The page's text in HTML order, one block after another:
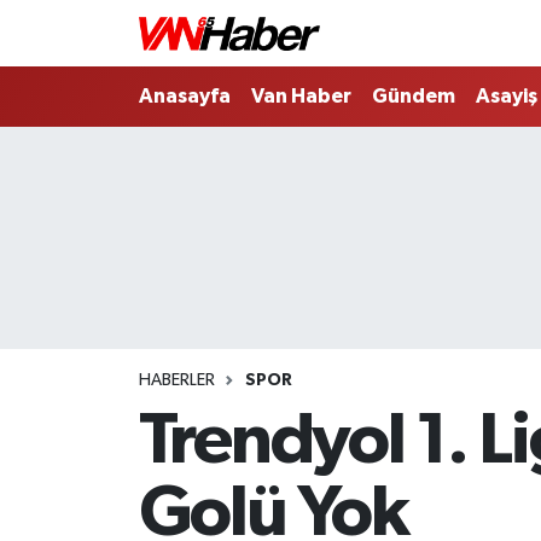
Anasayfa Van Haber Gündem Asayiş
HABERLER SPOR
Trendyol 1.
Golü Yok
Nöbetçi Eczaneler
Haber Arşivi